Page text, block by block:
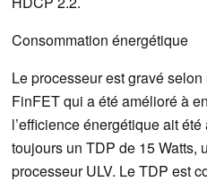
Consommation énergétique
Le processeur est gravé
FinFET qui a été amélioré à
l’efficience énergétique ait
toujours un TDP de 15 Watts,
processeur ULV. Le TDP est